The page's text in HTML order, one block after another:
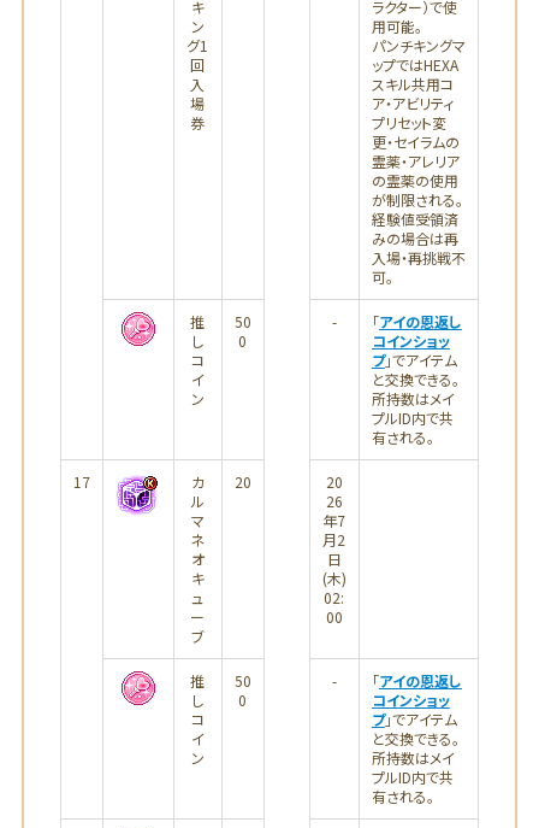
キ
ン
グ1
回
入
場
券
ラクター）で使
用可能。
パンチキングマ
ップではHEXA
スキル共用コ
ア・アビリティ
プリセット変
更・セイラムの
霊薬・アレリア
の霊薬の使用
が制限される。
経験値受領済
みの場合は再
入場・再挑戦不
可。
推
し
コ
イ
ン
50
0
- 「アイの恩返し
コインショッ
プ」でアイテム
と交換できる。
所持数はメイ
プルID内で共
有される。
17
カ
ル
マ
ネ
オ
キ
ュ
ー
ブ
20
20
26
年7
月2
日
(木)
02:
00
推
し
コ
イ
ン
50
0
- 「アイの恩返し
コインショッ
プ」でアイテム
と交換できる。
所持数はメイ
プルID内で共
有される。